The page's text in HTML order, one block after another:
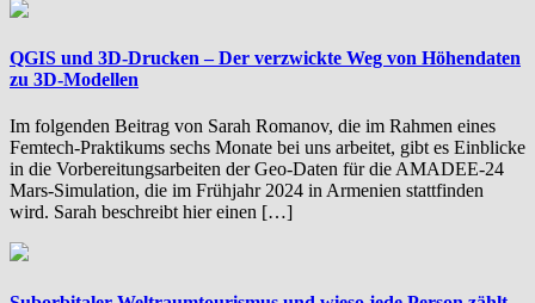
QGIS und 3D-Drucken – Der verzwickte Weg von Höhendaten
zu 3D-Modellen
Im folgenden Beitrag von Sarah Romanov, die im Rahmen eines
Femtech-Praktikums sechs Monate bei uns arbeitet, gibt es Einblicke
in die Vorbereitungsarbeiten der Geo-Daten für die AMADEE-24
Mars-Simulation, die im Frühjahr 2024 in Armenien stattfinden
wird. Sarah beschreibt hier einen […]